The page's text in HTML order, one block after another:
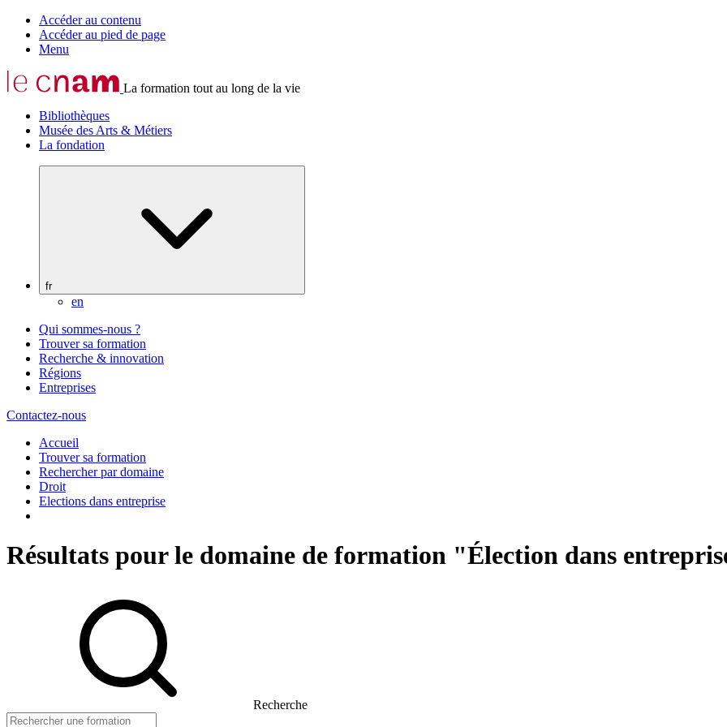
Accéder au contenu
Accéder au pied de page
Menu
La formation tout au long de la vie
Bibliothèques
Musée des Arts & Métiers
La fondation
fr
en
Qui sommes-nous ?
Trouver sa formation
Recherche & innovation
Régions
Entreprises
Contactez-nous
Accueil
Trouver sa formation
Rechercher par domaine
Droit
Elections dans entreprise
Résultats pour le domaine de formation "Élection dans
Recherche